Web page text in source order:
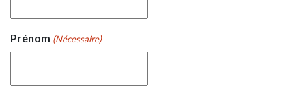
Prénom (Nécessaire)